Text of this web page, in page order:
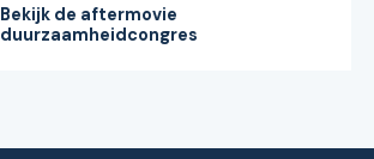
Bekijk de aftermovie
duurzaamheidcongres